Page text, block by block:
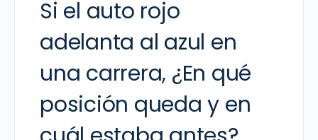
Si el auto rojo
adelanta al azul en
una carrera, ¿En qué
posición queda y en